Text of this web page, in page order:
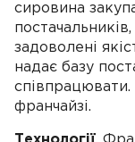
сировина
задоволені
надає базу
франчайзі.